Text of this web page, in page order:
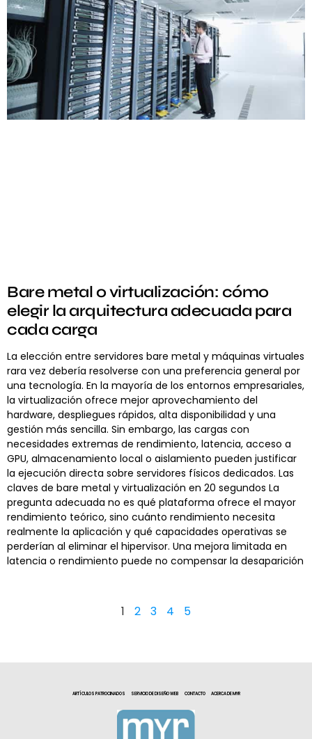
Bare metal o virtualización: cómo
elegir la arquitectura adecuada para
cada carga
La elección entre servidores bare metal y máquinas virtuales
rara vez debería resolverse con una preferencia general por
una tecnología. En la mayoría de los entornos empresariales,
la virtualización ofrece mejor aprovechamiento del
hardware, despliegues rápidos, alta disponibilidad y una
gestión más sencilla. Sin embargo, las cargas con
necesidades extremas de rendimiento, latencia, acceso a
GPU, almacenamiento local o aislamiento pueden justificar
la ejecución directa sobre servidores físicos dedicados. Las
claves de bare metal y virtualización en 20 segundos La
pregunta adecuada no es qué plataforma ofrece el mayor
rendimiento teórico, sino cuánto rendimiento necesita
realmente la aplicación y qué capacidades operativas se
perderían al eliminar el hipervisor. Una mejora limitada en
latencia o rendimiento puede no compensar la desaparición
1 2 3 4 5
ARTÍCULOS PATROCINADOS SERVICIO DE DISEÑO WEB CONTACTO ACERCA DE MYR